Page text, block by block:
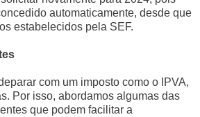
automaticamente, desde que
estabelecidos pela SEF.
com um imposto como o IPVA,
Por isso, abordamos algumas das
que podem facilitar a